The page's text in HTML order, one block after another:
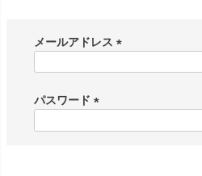
メールアドレス
)
パスワード